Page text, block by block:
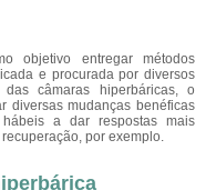
objetivo entregar métodos
e procurada por diversos
câmaras hiperbáricas, o
diversas mudanças benéficas
a dar respostas mais
por exemplo.